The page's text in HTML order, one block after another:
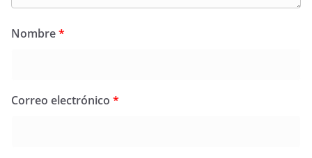
Nombre*
Correo electrónico *